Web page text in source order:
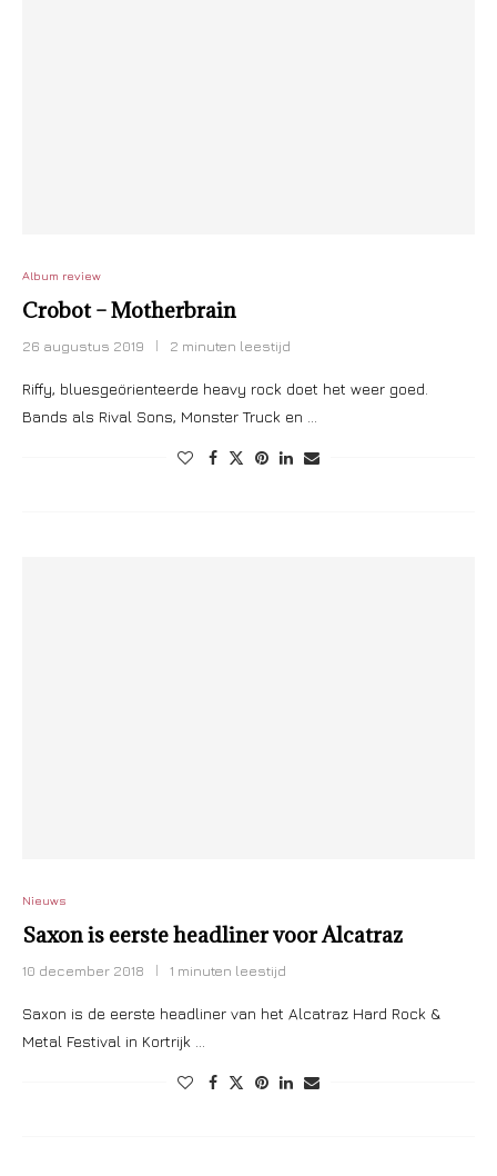
Album review
Crobot – Motherbrain
26 augustus 2019 2 minuten leestijd
Riffy, bluesgeörienteerde heavy rock doet het weer goed.
Bands als Rival Sons, Monster Truck en …
Nieuws
Saxon is eerste headliner voor Alcatraz
10 december 2018 1 minuten leestijd
Saxon is de eerste headliner van het Alcatraz Hard Rock &
Metal Festival in Kortrijk …